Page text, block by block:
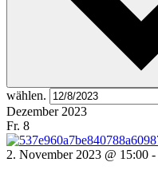
wählen.
Dezember 2023
Fr. 8
2. November 2023 @ 15:00 -